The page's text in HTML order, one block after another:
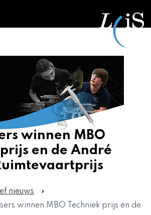
winnen MBO
en de André
nieuws
winnen MBO Techniek prijs en de